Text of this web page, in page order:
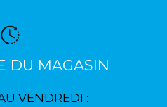
DU MAGASIN
VENDREDI :